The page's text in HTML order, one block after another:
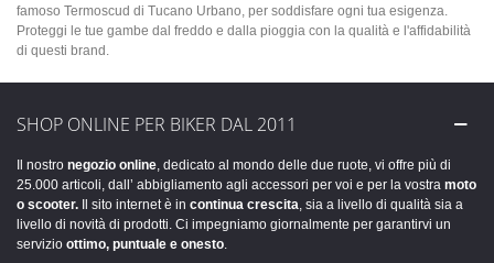
famoso Termoscud di Tucano Urbano, per soddisfare ogni tua esigenza.
Proteggi le tue gambe dal freddo e dalla pioggia con la qualità e l'affidabilità
di questi brand.
SHOP ONLINE PER BIKER DAL 2011
Il nostro negozio online, dedicato al mondo delle due ruote, vi offre più di
25.000 articoli, dall’ abbigliamento agli accessori per voi e per la vostra moto
o scooter. Il sito internet è in continua crescita, sia a livello di qualità sia a
livello di novità di prodotti. Ci impegniamo giornalmente per garantirvi un
servizio ottimo, puntuale e onesto.